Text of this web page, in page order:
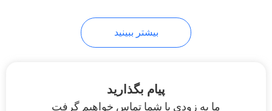
ورق آلومینیوم برجسته
بیشتر ببینید
پیام بگذارید
ما به زودی با شما تماس خواهیم گرفت